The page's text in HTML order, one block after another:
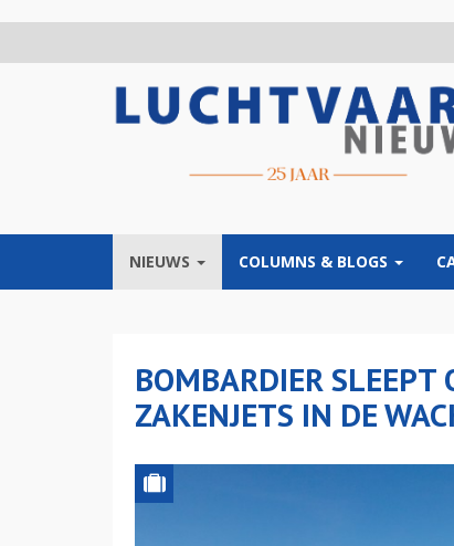
NIEUWS COLUMNS & BLOGS
BOMBARDIER SLEEPT
ZAKENJETS IN DE